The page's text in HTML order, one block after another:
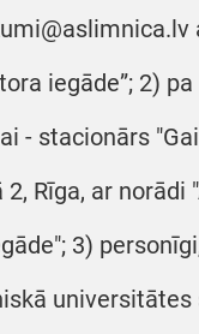
iegāde”; 2)
- stacionārs
Rīga, ar norādi
3)
universitātes